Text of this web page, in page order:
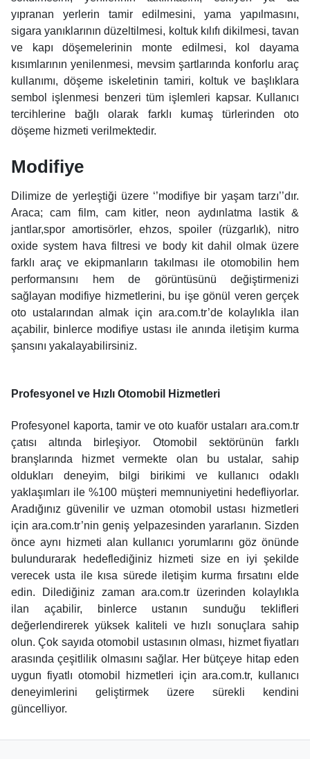
yıpranan yerlerin tamir edilmesini, yama yapılmasını,
sigara yanıklarının düzeltilmesi, koltuk kılıfı dikilmesi, tavan
ve kapı döşemelerinin monte edilmesi, kol dayama
kısımlarının yenilenmesi, mevsim şartlarında konforlu araç
kullanımı, döşeme iskeletinin tamiri, koltuk ve başlıklara
sembol işlenmesi benzeri tüm işlemleri kapsar. Kullanıcı
tercihlerine bağlı olarak farklı kumaş türlerinden oto
döşeme hizmeti verilmektedir.
Modifiye
Dilimize de yerleştiği üzere ‘’modifiye bir yaşam tarzı’’dır.
Araca; cam film, cam kitler, neon aydınlatma lastik &
jantlar,spor amortisörler, ehzos, spoiler (rüzgarlık), nitro
oxide system hava filtresi ve body kit dahil olmak üzere
farklı araç ve ekipmanların takılması ile otomobilin hem
performansını hem de görüntüsünü değiştirmenizi
sağlayan modifiye hizmetlerini, bu işe gönül veren gerçek
oto ustalarından almak için ara.com.tr’de kolaylıkla ilan
açabilir, binlerce modifiye ustası ile anında iletişim kurma
şansını yakalayabilirsiniz.
Profesyonel ve Hızlı Otomobil Hizmetleri
Profesyonel kaporta, tamir ve oto kuaför ustaları ara.com.tr
çatısı altında birleşiyor. Otomobil sektörünün farklı
branşlarında hizmet vermekte olan bu ustalar, sahip
oldukları deneyim, bilgi birikimi ve kullanıcı odaklı
yaklaşımları ile %100 müşteri memnuniyetini hedefliyorlar.
Aradığınız güvenilir ve uzman otomobil ustası hizmetleri
için ara.com.tr’nin geniş yelpazesinden yararlanın. Sizden
önce aynı hizmeti alan kullanıcı yorumlarını göz önünde
bulundurarak hedeflediğiniz hizmeti size en iyi şekilde
verecek usta ile kısa sürede iletişim kurma fırsatını elde
edin. Dilediğiniz zaman ara.com.tr üzerinden kolaylıkla
ilan açabilir, binlerce ustanın sunduğu teklifleri
değerlendirerek yüksek kaliteli ve hızlı sonuçlara sahip
olun. Çok sayıda otomobil ustasının olması, hizmet fiyatları
arasında çeşitlilik olmasını sağlar. Her bütçeye hitap eden
uygun fiyatlı otomobil hizmetleri için ara.com.tr, kullanıcı
deneyimlerini geliştirmek üzere sürekli kendini
güncelliyor.